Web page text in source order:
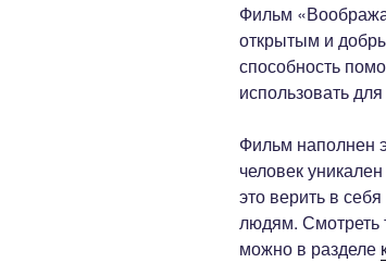
Фильм
открытым и
способность
использовать
Фильм наполнен
человек
это верить в
людям.
можно в разделе